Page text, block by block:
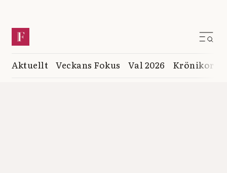
Aktuellt Veckans Fokus Val 2026 Krönikor